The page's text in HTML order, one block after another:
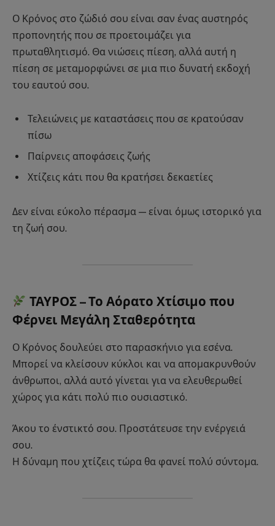
Ο Κρόνος στο ζώδιό σου είναι σαν ένας αυστηρός
προπονητής που σε προετοιμάζει για
πρωταθλητισμό. Θα νιώσεις πίεση, αλλά αυτή η
πίεση σε μεταμορφώνει σε μια πιο δυνατή εκδοχή
του εαυτού σου.
Τελειώνεις με καταστάσεις που σε κρατούσαν
πίσω
Παίρνεις αποφάσεις ζωής
Χτίζεις κάτι που θα κρατήσει δεκαετίες
Δεν είναι εύκολο πέρασμα — είναι όμως ιστορικό για
τη ζωή σου.
ΤΑΥΡΟΣ – Το Αόρατο Χτίσιμο που
Φέρνει Μεγάλη Σταθερότητα
Ο Κρόνος δουλεύει στο παρασκήνιο για εσένα.
Μπορεί να κλείσουν κύκλοι και να απομακρυνθούν
άνθρωποι, αλλά αυτό γίνεται για να ελευθερωθεί
χώρος για κάτι πολύ πιο ουσιαστικό.
Άκου το ένστικτό σου. Προστάτευσε την ενέργειά
σου.
Η δύναμη που χτίζεις τώρα θα φανεί πολύ σύντομα.